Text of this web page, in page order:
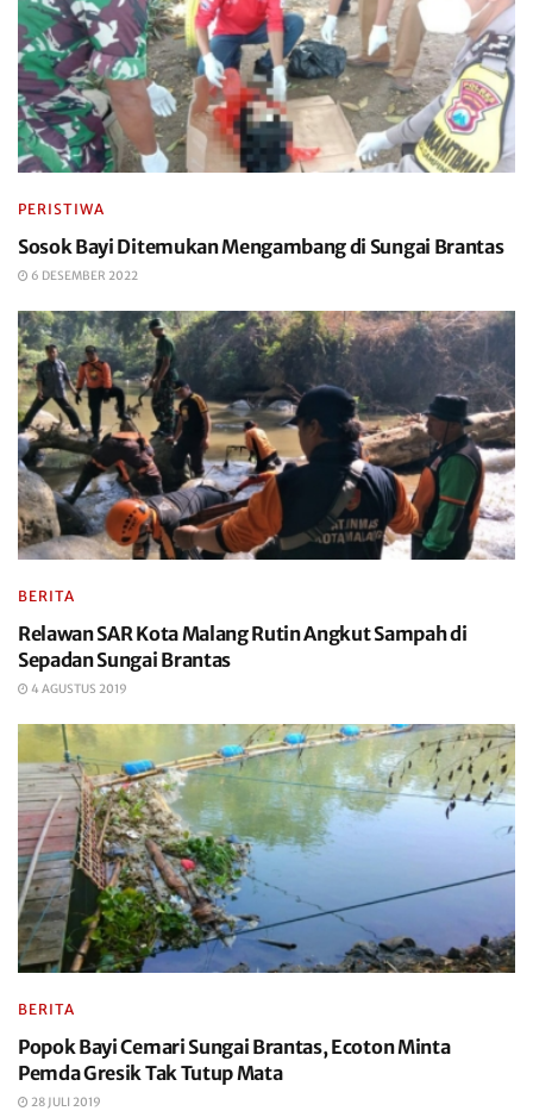
PERISTIWA
Sosok Bayi Ditemukan Mengambang di Sungai Brantas
6 DESEMBER 2022
BERITA
Relawan SAR Kota Malang Rutin Angkut Sampah di
Sepadan Sungai Brantas
4 AGUSTUS 2019
BERITA
Popok Bayi Cemari Sungai Brantas, Ecoton Minta
Pemda Gresik Tak Tutup Mata
28 JULI 2019